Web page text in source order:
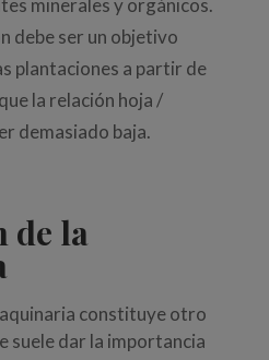
minerales y orgánicos.
debe ser un objetivo
plantaciones a partir de
la relación hoja /
demasiado baja.
de la
constituye otro
suele dar la importancia